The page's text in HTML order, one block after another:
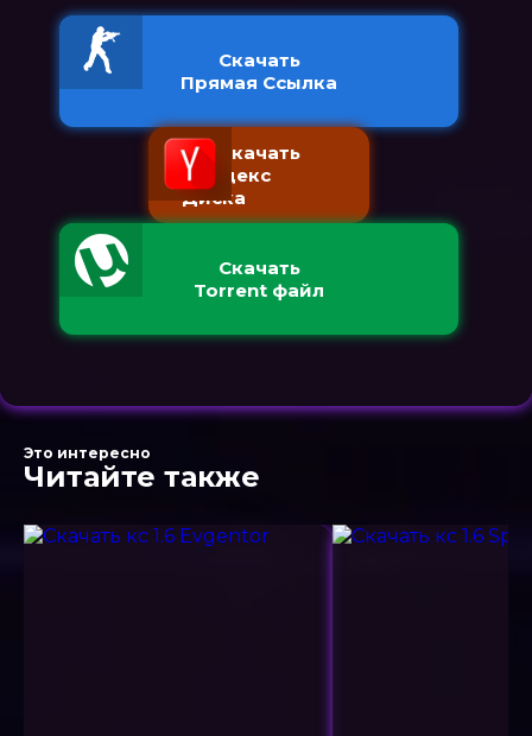
Скачать
Прямая Ссылка
Скачать
с Яндекс
Диска
Скачать
Torrent файл
Это интересно
Читайте также